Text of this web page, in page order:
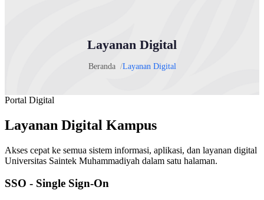
Layanan Digital
Beranda Layanan Digital
Portal Digital
Layanan Digital Kampus
Akses cepat ke semua sistem informasi, aplikasi, dan layanan digital
Universitas Saintek Muhammadiyah dalam satu halaman.
SSO - Single Sign-On